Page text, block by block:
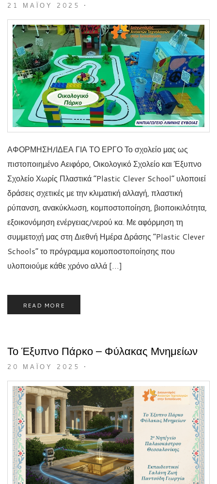
21 ΜΑΪ́ΟΥ 2025 •
ΑΦΟΡΜΗΣΗ/ΙΔΕΑ ΓΙΑ ΤΟ ΕΡΓΟ Το σχολείο μας ως
πιστοποιημένο Αειφόρο, Οικολογικό Σχολείο και Έξυπνο
Σχολείο Χωρίς Πλαστικά “Plastic Clever School” υλοποιεί
δράσεις σχετικές με την κλιματική αλλαγή, πλαστική
ρύπανση, ανακύκλωση, κομποστοποίηση, βιοποικιλότητα,
εξοικονόμηση ενέργειας/νερού κα. Με αφόρμηση τη
συμμετοχή μας στη Διεθνή Ημέρα Δράσης “Plastic Clever
Schools” το πρόγραμμα κομοποστοποίησης που
υλοποιούμε κάθε χρόνο αλλά […]
READ MORE
Το Έξυπνο Πάρκο – Φύλακας Μνημείων
20 ΜΑΪ́ΟΥ 2025 •